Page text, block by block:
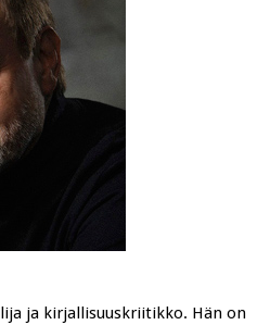
ja kirjallisuuskriitikko. Hän on